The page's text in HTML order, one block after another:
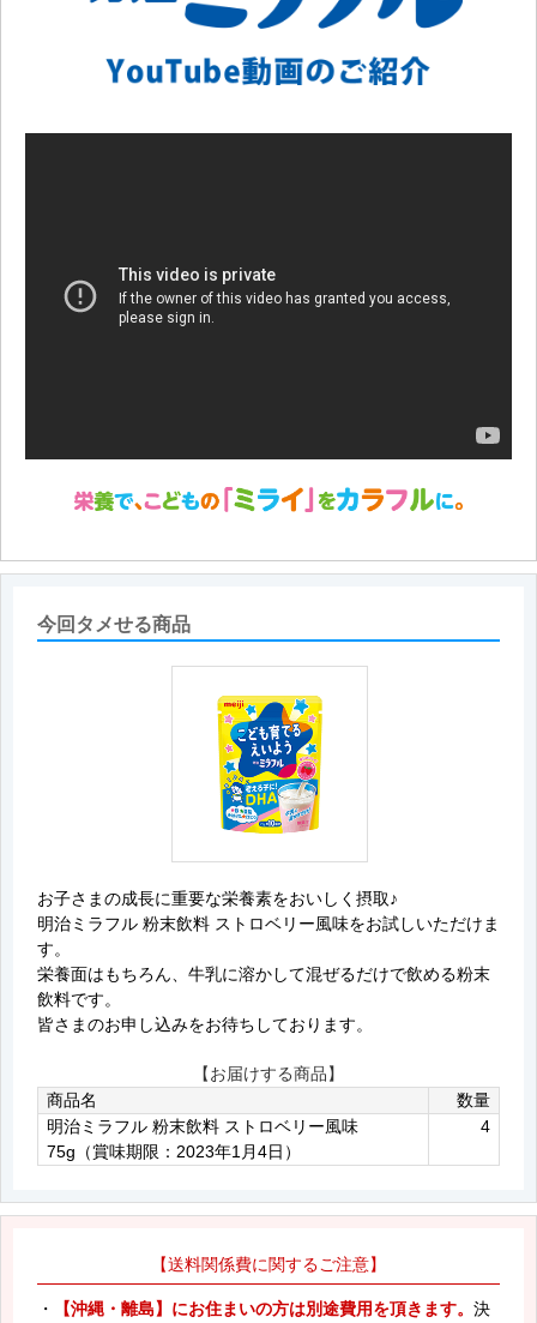
今回タメせる商品
お子さまの成長に重要な栄養素をおいしく摂取♪
明治ミラフル 粉末飲料 ストロベリー風味をお試しいただけま
す。
栄養面はもちろん、牛乳に溶かして混ぜるだけで飲める粉末
飲料です。
皆さまのお申し込みをお待ちしております。
【お届けする商品】
商品名
数量
明治ミラフル 粉末飲料 ストロベリー風味
75g（賞味期限：2023年1月4日）
4
【送料関係費に関するご注意】
・ 【沖縄・離島】にお住まいの方は別途費用を頂きます。 決